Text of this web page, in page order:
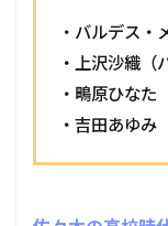
・バルデス・
・上沢沙織（
・鴫原ひなた
・ 吉田あゆみ